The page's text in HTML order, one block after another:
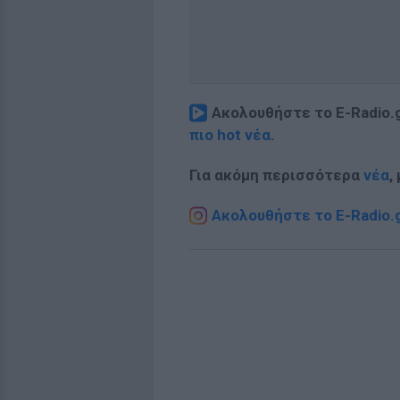
Ακολουθήστε το E-
πιο hot νέα.
Για ακόμη περισσότερα νέα,
Ακολουθήστε το E-